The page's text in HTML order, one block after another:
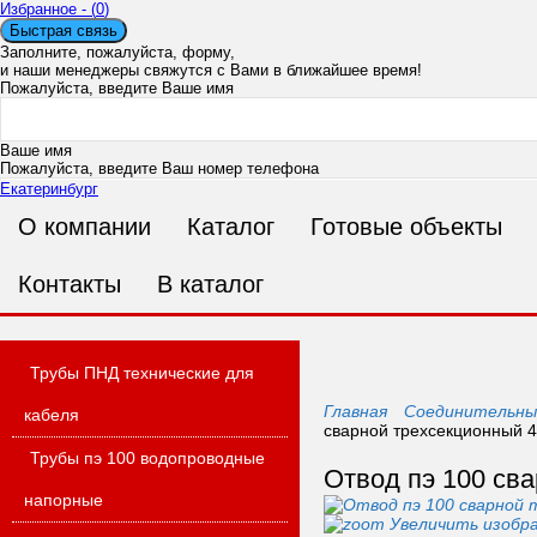
Избранное - (0)
Быстрая связь
Заполните, пожалуйста, форму,
и наши менеджеры свяжутся с Вами в ближайшее время!
Пожалуйста, введите Ваше имя
Ваше имя
Пожалуйста, введите Ваш номер телефона
Ваш номер телефона
Ваш E-mail
Сообщение
Екатеринбург
О компании Каталог Готовые объекты
Контакты В каталог
Трубы ПНД технические для
кабеля
Трубы пэ 100 водопроводные
напорные
Главная
сварной трехсекционный
Отвод пэ 100
Увеличить